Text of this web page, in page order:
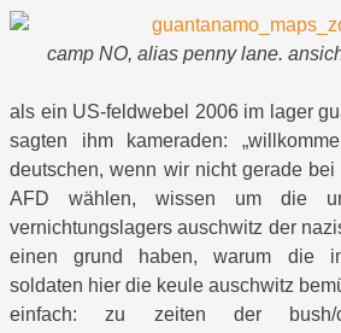
camp NO, alias penny lane.
als ein US-feldwebel 2006 im lager
sagten ihm kameraden:
deutschen, wenn wir nicht gerade
AFD wählen, wissen um die
vernichtungslagers auschwitz der
einen grund haben, warum die
soldaten hier die keule auschwitz
einfach: zu zeiten der bush/